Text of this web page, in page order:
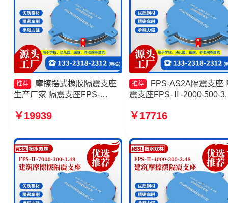
推荐
摩擦摆式橡胶隔震支座
生产厂家 隔震支座FPS-
擦摆隔振支座生产厂家 建筑摩
￥19939
推荐
FPS-AS2A隔震支座
震支座FPS-Ⅱ-2000-500-
9000-350-3.81生产厂家 建
￥17716